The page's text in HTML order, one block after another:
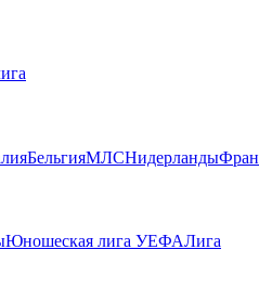
БельгияМЛСНидерланды
Юношеская лига УЕФАЛига